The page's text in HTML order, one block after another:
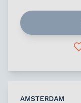
AMSTERDAM